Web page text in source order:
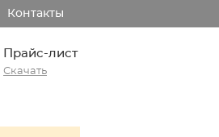
Контакты
Прайс-лист
Скачать